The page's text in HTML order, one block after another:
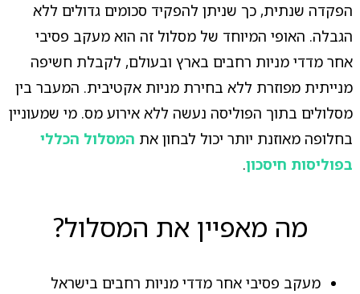
הפקדה שנתית, כך שניתן להפקיד סכומים גדולים ללא
הגבלה. האופי המיוחד של מסלול זה הוא מעקב פסיבי
אחר מדדי מניות רחבים בארץ ובעולם, לקבלת חשיפה
מנייתית מפוזרת ללא בחירת מניות אקטיבית. המעבר בין
מסלולים בתוך הפוליסה נעשה ללא אירוע מס. מי שמעוניין
בחלופה מאוזנת יותר יכול לבחון את המסלול הכללי
בפוליסות חיסכון.
מה מאפיין את המסלול?
מעקב פסיבי אחר מדדי מניות רחבים בישראל